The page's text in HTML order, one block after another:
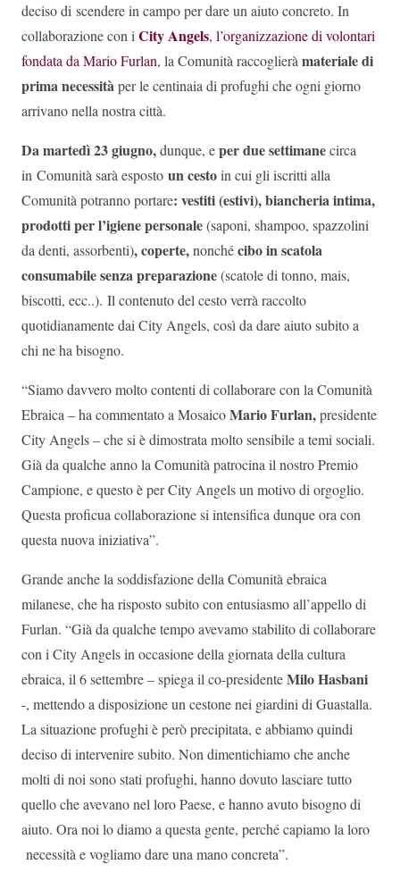
deciso di scendere in campo per dare un aiuto concreto. In
collaborazione con iCity Angels, l’organizzazione di volontari
fondata da Mario Furlan, la Comunità raccoglieràmateriale di
prima necessitàper le centinaia di profughi che ogni giorno
arrivano nella nostra città.
Da martedì 23 giugno,dunque, eper due settimanecirca
in Comunità sarà esposto un cestoin cui gli iscritti alla
Comunità potranno portare: vestiti (estivi), biancheria intima,
prodotti per l’igiene personale(saponi, shampoo, spazzolini
da denti, assorbenti), coperte,nonchécibo in scatola
consumabile senza preparazione(scatole di tonno, mais,
biscotti, ecc..). Il contenuto del cesto verrà raccolto
quotidianamente dai City Angels, così da dare aiuto subito a
chi ne ha bisogno.
“Siamo davvero molto contenti di collaborare con la Comunità
Ebraica – ha commentato a MosaicoMario Furlan,presidente
City Angels – che si è dimostrata molto sensibile a temi sociali.
Già da qualche anno la Comunità patrocina il nostro Premio
Campione, e questo è per City Angels un motivo di orgoglio.
Questa proficua collaborazione si intensifica dunque ora con
questa nuova iniziativa”.
Grande anche la soddisfazione della Comunità ebraica
milanese, che ha risposto subito con entusiasmo all’appello di
Furlan. “Già da qualche tempo avevamo stabilito di collaborare
con i City Angels in occasione della giornata della cultura
ebraica, il 6 settembre – spiega il co-presidenteMilo Hasbani
-, mettendo a disposizione un cestone nei giardini di Guastalla.
La situazione profughi è però precipitata, e abbiamo quindi
deciso di intervenire subito. Non dimentichiamo che anche
molti di noi sono stati profughi, hanno dovuto lasciare tutto
quello che avevano nel loro Paese, e hanno avuto bisogno di
aiuto. Ora noi lo diamo a questa gente, perché capiamo la loro
necessità e vogliamo dare una mano concreta”.